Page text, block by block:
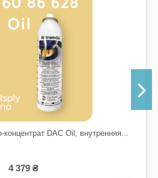
DAC Oil, внутренняя...
4 379 ₴